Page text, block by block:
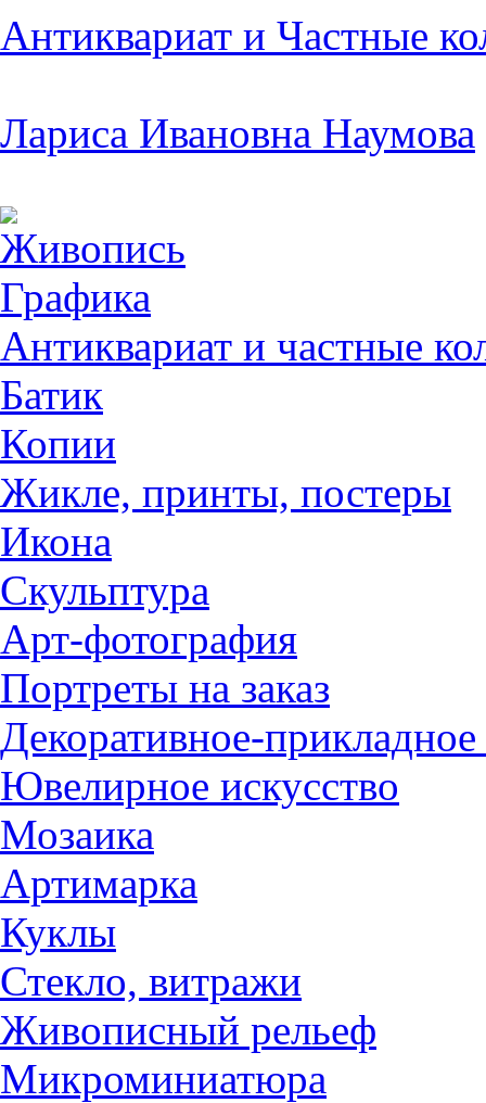
Антиквариат и Частные
Лариса Ивановна Наумова
Живопись
Графика
Антиквариат и частные
Батик
Копии
Жикле, принты, постеры
Икона
Скульптура
Арт-фотография
Портреты на заказ
Декоративное-прикладное
Ювелирное искусство
Мозаика
Артимарка
Куклы
Стекло, витражи
Живописный рельеф
Микроминиатюра